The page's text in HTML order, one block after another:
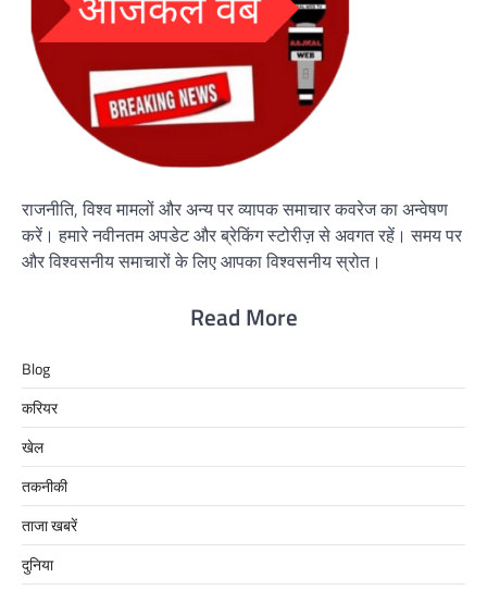
राजनीति, विश्व मामलों और अन्य पर व्यापक समाचार कवरेज का अन्वेषण
करें। हमारे नवीनतम अपडेट और ब्रेकिंग स्टोरीज़ से अवगत रहें। समय पर
और विश्वसनीय समाचारों के लिए आपका विश्वसनीय स्रोत।
Read More
Blog
करियर
खेल
तकनीकी
ताजा खबरें
दुनिया